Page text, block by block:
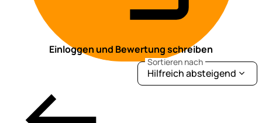
Einloggen und Bewertung schreiben
Sortieren nach
Hilfreich absteigend